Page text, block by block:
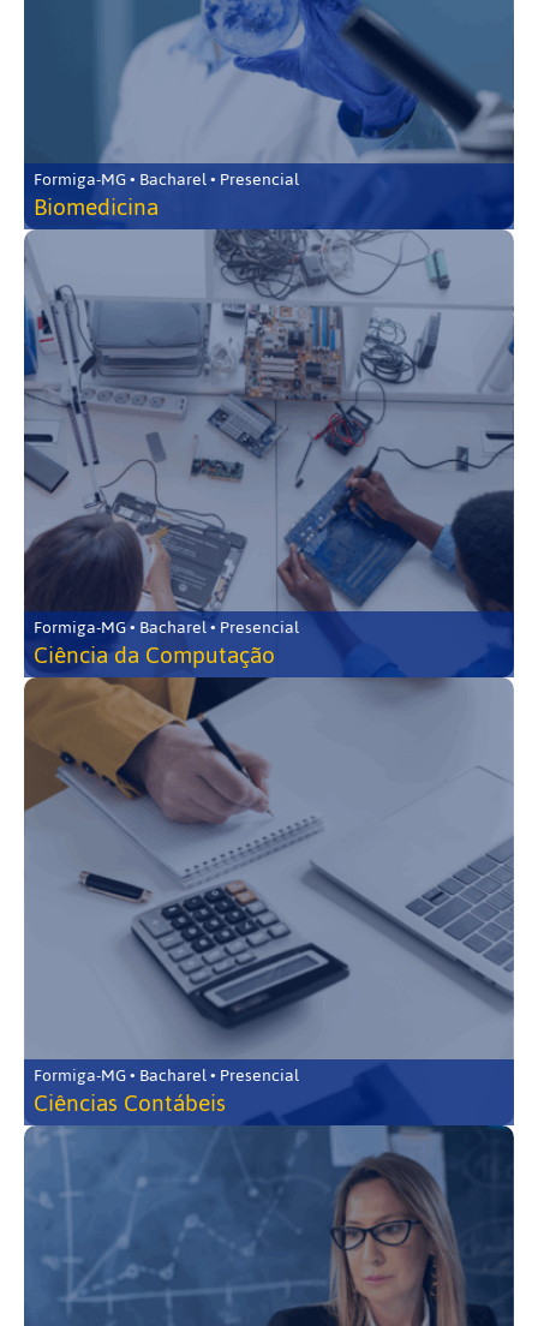
Formiga-MG • Bacharel • Presencial
Biomedicina
Formiga-MG • Bacharel • Presencial
Ciência da Computação
Formiga-MG • Bacharel • Presencial
Ciências Contábeis